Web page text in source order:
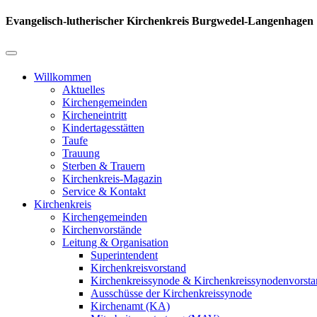
Evangelisch-lutherischer Kirchenkreis Burgwedel-Langenhagen
Willkommen
Aktuelles
Kirchengemeinden
Kircheneintritt
Kindertagesstätten
Taufe
Trauung
Sterben & Trauern
Kirchenkreis-Magazin
Service & Kontakt
Kirchenkreis
Kirchengemeinden
Kirchenvorstände
Leitung & Organisation
Superintendent
Kirchenkreisvorstand
Kirchenkreissynode &
Ausschüsse der Kirchenkreissynode
Kirchenamt (KA)